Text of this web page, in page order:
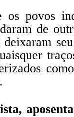
os povos
de